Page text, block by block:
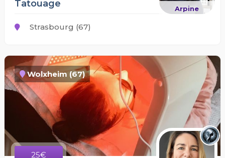
Arpine
Tatouage
Strasbourg (67)
Wolxheim (67)
25€